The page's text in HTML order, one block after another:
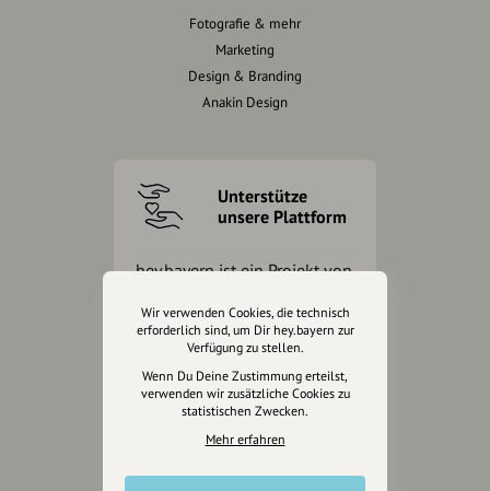
Fotografie & mehr
Marketing
Design & Branding
Anakin Design
Unterstütze
unsere Plattform
hey.bayern ist ein Projekt von
für alle, die uns besuchen
wollen.
Inhalte vorschlagen
Wir verwenden Cookies, die technisch
erforderlich sind, um Dir hey.bayern zur
Verfügung zu stellen.
Wenn Du Deine Zustimmung erteilst,
verwenden wir zusätzliche Cookies zu
statistischen Zwecken.
Mehr erfahren